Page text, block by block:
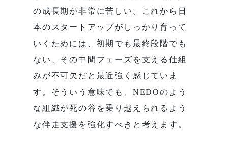
の成長期が非常に苦しい。これから日
本のスタートアップがしっかり育って
いくためには、初期でも最終段階でも
ない、その中間フェーズを支える仕組
みが不可欠だと最近強く感じていま
す。そういう意味でも、NEDOのよう
な組織が死の谷を乗り越えられるよう
な伴走支援を強化すべきと考えます。